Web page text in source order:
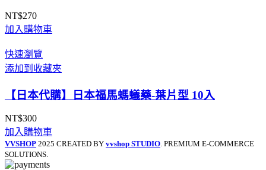
NT$270
加入購物車
快速瀏覽
添加到收藏夾
【日本代購】日本福馬螞蟻藥-葉片型 10入
NT$300
加入購物車
VVSHOP 2025 CREATED BY vvshop STUDIO . PREMIUM E-COMMERCE
SOLUTIONS.